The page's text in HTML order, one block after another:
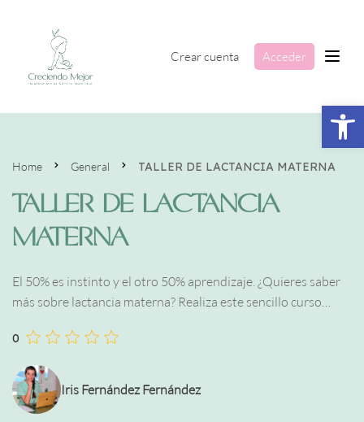
Abrir
Crear cuenta Acceder
Home General TALLER DE LACTANCIA MATERNA
TALLER DE LACTANCIA
MATERNA
El 50% es instinto y el otro 50% aprendizaje. ¿Quieres saber
más sobre lactancia materna? Realiza este sencillo curso
0
Iris Fernández Fernández